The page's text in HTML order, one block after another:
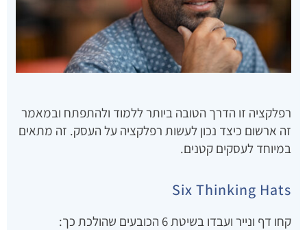
רפלקציה זו הדרך הטובה ביותר ללמוד ולהתפתח ובמאמר
זה ארשום כיצד נכון לעשות רפלקציה על העסק. זה מתאים
במיוחד לעסקים קטנים.
Six Thinking Hats
קחו דף ונייר ועבדו בשיטת 6 הכובעים שהולכת כך: